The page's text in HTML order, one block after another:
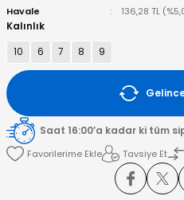
Havale
136,28 TL
Kalınlık
10
6 7 8 9
Saat 16:00’a kadar ki tüm
Tavsiye Et